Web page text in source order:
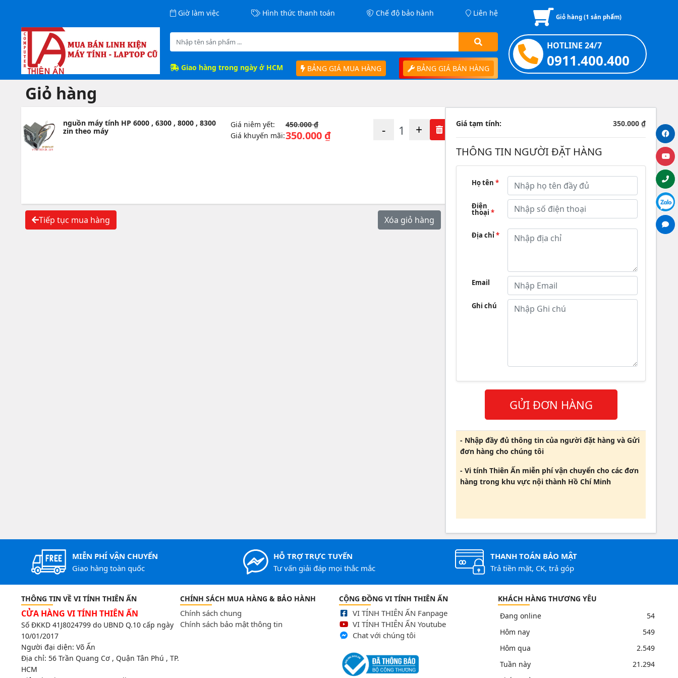
Giờ làm việc Hình thức thanh toán Chế độ bảo hành Liên hệ
Giao hàng trong ngày ở HCM BẢNG GIÁ MUA HÀNG BẢNG GIÁ BÁN HÀNG
Giỏ hàng (1 sản phẩm)
HOTLINE 24/7
0911.400.400
Giỏ hàng
nguồn máy tính HP 6000 , 6300 , 8000 , 8300
zin theo máy
Giá niêm yết:
450.000 ₫
Giá khuyến mãi:350.000 ₫ - +
Tiếp tục mua hàng Xóa giỏ hàng
Giá tạm tính: 350.000 ₫
THÔNG TIN NGƯỜI ĐẶT HÀNG
Họ tên *
Điện
thoại *
Địa chỉ*
Email
Ghi chú
GỬI ĐƠN HÀNG
- Nhập đầy đủ thông tin của người đặt hàng và Gửi
đơn hàng cho chúng tôi
- Vi tính Thiên Ấn miễn phí vận chuyển cho các đơn
hàng trong khu vực nội thành Hồ Chí Minh
MIỄN PHÍ VẬN CHUYỂN
Giao hàng toàn quốc
HỖ TRỢ TRỰC TUYẾN
Tư vấn giải đáp mọi thắc mắc
THANH TOÁN BẢO MẬT
Trả tiền mặt, CK, trả góp
THÔNG TIN VỀ VI TÍNH THIÊN ẤN
CỬA HÀNG VI TÍNH THIÊN ẤN
Số ĐKKD 41J8024799 do UBND Q.10 cấp ngày
10/01/2017
Người đại diện: Võ Ấn
Địa chỉ: 56 Trần Quang Cơ , Quận Tân Phú , TP.
HCM
CHÍNH SÁCH MUA HÀNG & BẢO HÀNH
Chính sách chung
Chính sách bảo mật thông tin
CỘNG ĐỒNG VI TÍNH THIÊN ẤN
VI TÍNH THIÊN ẤN Fanpage
VI TÍNH THIÊN ẤN Youtube
Chat với chúng tôi
KHÁCH HÀNG THƯƠNG YÊU
Đang online
54
Hôm nay
549
Hôm qua
2.549
Tuần này
21.294